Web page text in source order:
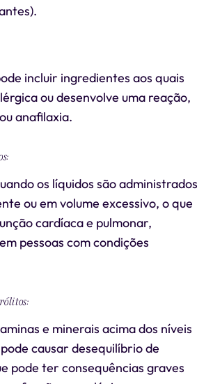
incluir ingredientes aos quais
ou desenvolve uma reação,
anafilaxia.
os líquidos são administrados
ou em volume excessivo, o que
cardíaca e pulmonar,
pessoas com condições
e minerais acima dos níveis
causar desequilíbrio de
pode ter consequências graves